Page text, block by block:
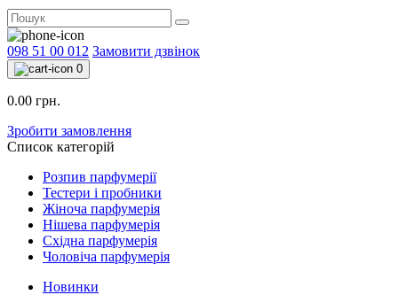
098 51 00 012 Замовити дзвінок
0
0.00 грн.
Зробити замовлення
Список категорій
Розпив парфумерії
Тестери і пробники
Жіноча парфумерія
Нішева парфумерія
Східна парфумерія
Чоловіча парфумерія
Новинки